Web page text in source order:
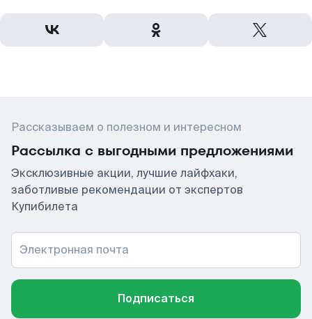
Рассказываем о полезном и интересном
Рассылка с выгодными предложениями
Эксклюзивные акции, лучшие лайфхаки,
заботливые рекомендации от экспертов
Купибилета
Электронная почта
Подписаться